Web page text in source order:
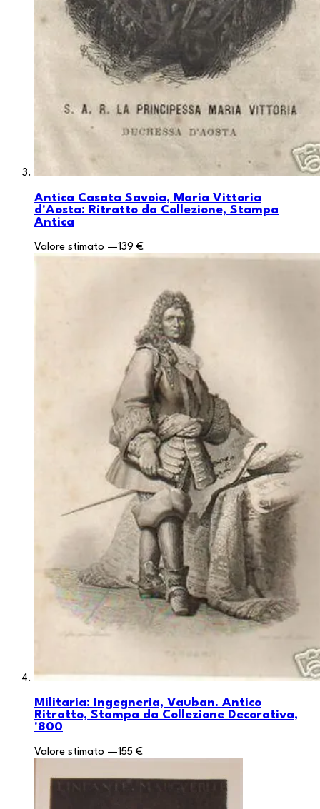
Antica Casata Savoia, Maria Vittoria
d'Aosta: Ritratto da Collezione, Stampa
Antica
Valore stimato —139 €
Militaria: Ingegneria, Vauban. Antico
Ritratto, Stampa da Collezione Decorativa,
'800
Valore stimato —155 €